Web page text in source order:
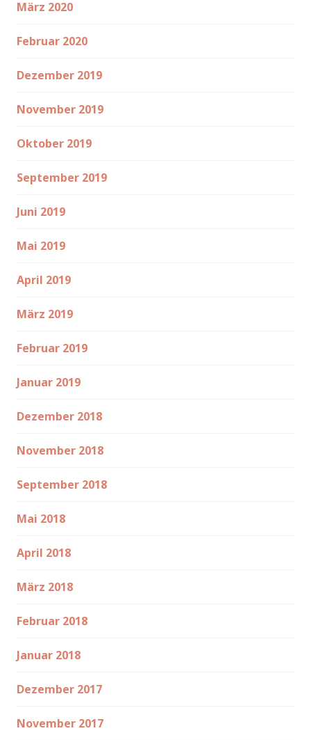
März 2020
Februar 2020
Dezember 2019
November 2019
Oktober 2019
September 2019
Juni 2019
Mai 2019
April 2019
März 2019
Februar 2019
Januar 2019
Dezember 2018
November 2018
September 2018
Mai 2018
April 2018
März 2018
Februar 2018
Januar 2018
Dezember 2017
November 2017